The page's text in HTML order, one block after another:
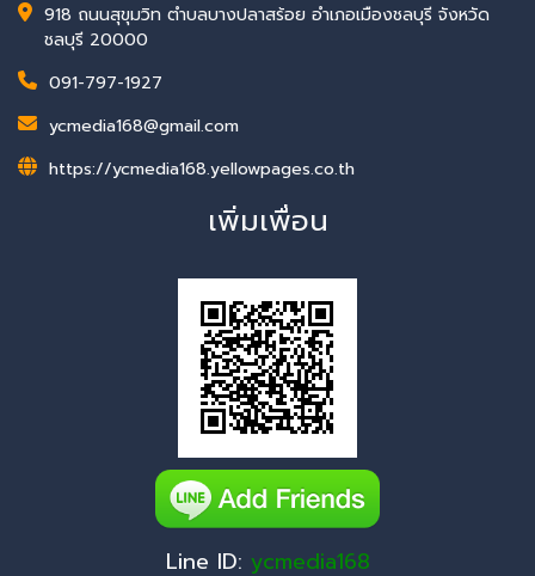
918 ถนนสุขุมวิท ตำบลบางปลาสร้อย อำเภอเมืองชลบุรี จังหวัด
ชลบุรี 20000
091-797-1927
ycmedia168@gmail.com
https://ycmedia168.yellowpages.co.th
เพิ่มเพื่อน
Line ID: ycmedia168